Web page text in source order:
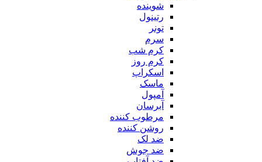
شوینده
رتینول
تونر
سرم
کرم شب
کرم روز
اسکراپ
ماسک
آمپول
آبرسان
مرطوب کننده
روشن کننده
ضد لک
ضد جوش